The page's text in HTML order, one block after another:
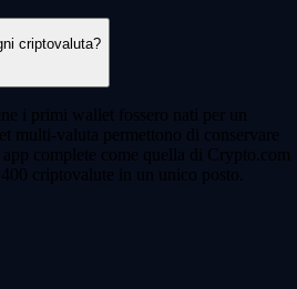
criptovaluta?
i primi wallet fossero nati per un
multi-valuta permettono di conservare
complete come quella di Crypto.com
criptovalute in un unico posto.